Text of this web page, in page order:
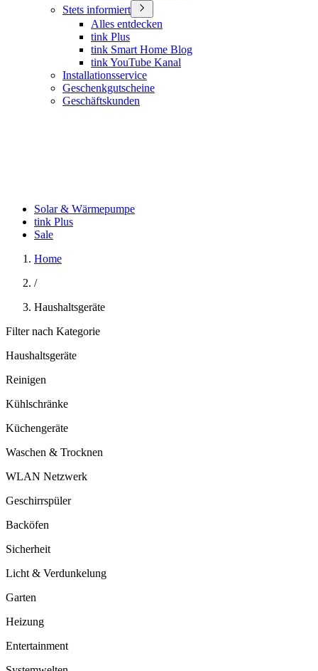
Stets informiert
Alles entdecken
tink Plus
tink Smart Home Blog
tink YouTube Kanal
Installationsservice
Geschenkgutscheine
Geschäftskunden
Solar & Wärmepumpe
tink Plus
Sale
Home
/
Haushaltsgeräte
Filter nach Kategorie
Haushaltsgeräte
Reinigen
Kühlschränke
Küchengeräte
Waschen & Trocknen
WLAN Netzwerk
Geschirrspüler
Backöfen
Sicherheit
Licht & Verdunkelung
Garten
Heizung
Entertainment